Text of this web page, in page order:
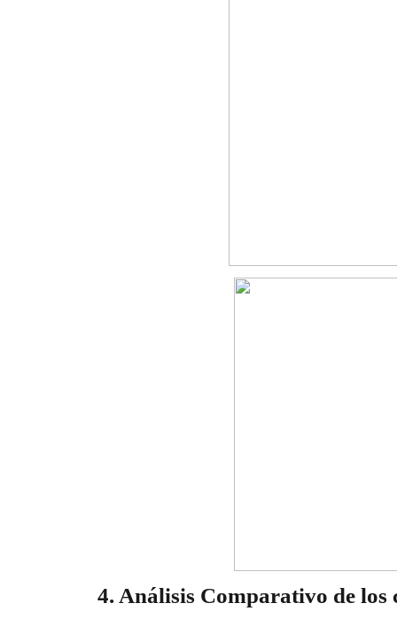
4. Análisis Comparativo de